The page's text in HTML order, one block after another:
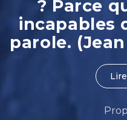
? Parce
incapables
parole.